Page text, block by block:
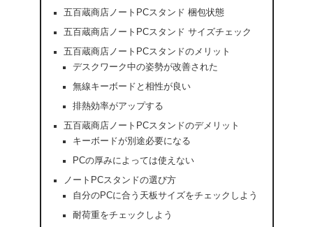
五百蔵商店ノートPCスタンド 梱包状態
五百蔵商店ノートPCスタンド サイズチェック
五百蔵商店ノートPCスタンドのメリット
デスクワーク中の姿勢が改善された
無線キーボードと相性が良い
排熱効率がアップする
五百蔵商店ノートPCスタンドのデメリット
キーボードが別途必要になる
PCの厚みによっては使えない
ノートPCスタンドの選び方
自分のPCに合う天板サイズをチェックしよう
耐荷重をチェックしよう